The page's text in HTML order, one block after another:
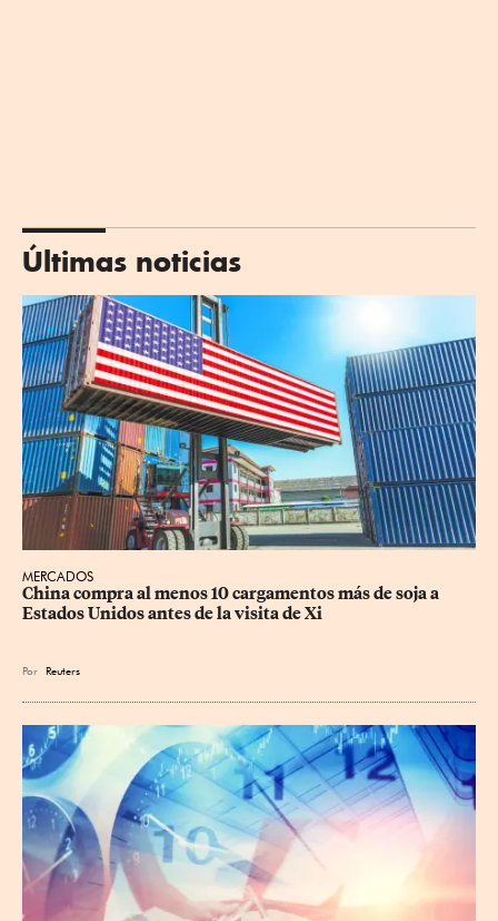
Últimas noticias
MERCADOS
China compra al menos 10 cargamentos más de soja a
Estados Unidos antes de la visita de Xi
Por Reuters